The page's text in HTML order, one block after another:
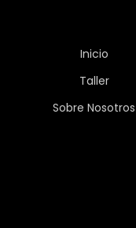
Inicio
Taller
Sobre Nosotros